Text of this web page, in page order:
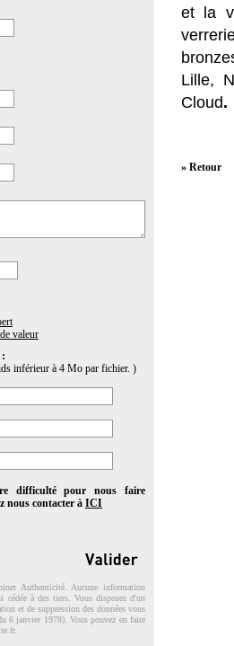
valeur
inférieur à 4 Mo par fichier. )
difficulté pour nous faire
nous contacter à ICI
Authenticité. Aucune information
cédée à des tiers. Vous disposez d'un
et de suppression des données vous
6 janvier 1978). Vous pouvez en faire
.
et la
Lille,
Cloud.
» Retour